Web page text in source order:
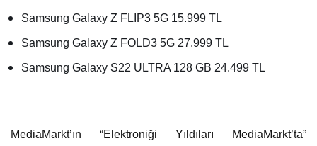
Samsung Galaxy Z FLIP3 5G 15.999 TL
Samsung Galaxy Z FOLD3 5G 27.999 TL
Samsung Galaxy S22 ULTRA 128 GB 24.499 TL
MediaMarkt’ın “Elektroniği Yıldıları MediaMarkt’ta”